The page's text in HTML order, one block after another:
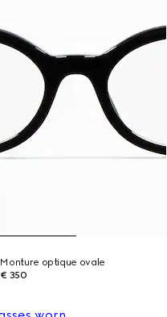
Monture optique ovale
€ 350